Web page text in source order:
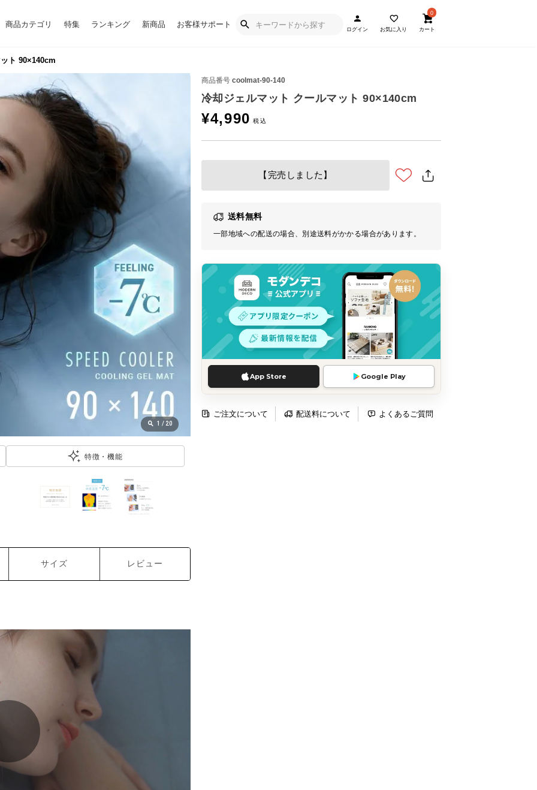
商品カテゴリ 特集 ランキング 新商品 お客様サポート
ログイン お気に入り
0
カート
ト 90×140cm
商品番号 coolmat-90-140
冷却ジェルマット クールマット 90×140cm
¥4,990
【完売しました】
送料無料
一部地域への配送の場合、別途送料がかかる場合があります。
App Store Google Play
ご注文について 配送料について よくあるご質問
1 / 20
特徴・機能
サイズ レビュー